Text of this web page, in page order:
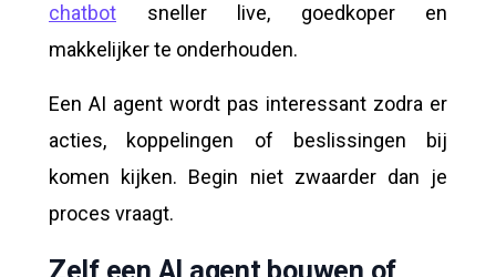
chatbot sneller live, goedkoper en
makkelijker te onderhouden.
Een AI agent wordt pas interessant zodra er
acties, koppelingen of beslissingen bij
komen kijken. Begin niet zwaarder dan je
proces vraagt.
Zelf een AI agent bouwen of